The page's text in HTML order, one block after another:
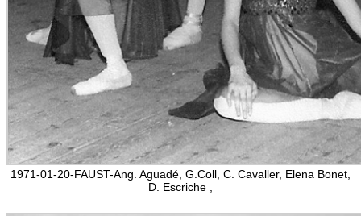
1971-01-20-FAUST-Ang. Aguadé, G.Coll, C. Cavaller, Elena Bonet,
D. Escriche ,